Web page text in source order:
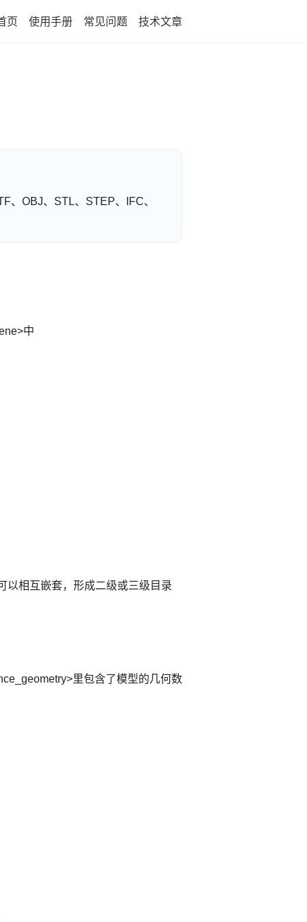
页 使用手册 常见问题 技术文章
、OBJ、STL、STEP、IFC、
中
以相互嵌套，形成二级或三级目录
里包含了模型的几何数